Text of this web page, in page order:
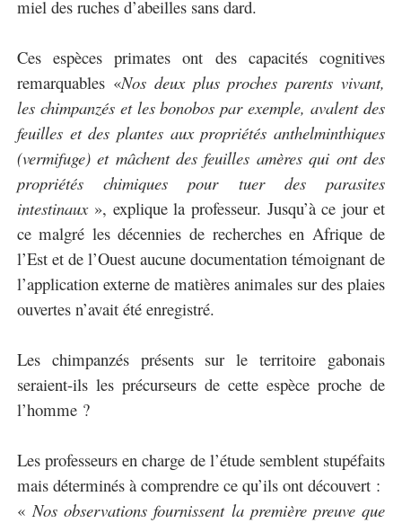
miel des ruches d’abeilles sans dard.
Ces espèces primates ont des capacités cognitives
remarquables «Nos deux plus proches parents vivant,
les chimpanzés et les bonobos par exemple, avalent des
feuilles et des plantes aux propriétés anthelminthiques
(vermifuge) et mâchent des feuilles amères qui ont des
propriétés chimiques pour tuer des parasites
intestinaux», explique la professeur. Jusqu’à ce jour et
ce malgré les décennies de recherches en Afrique de
l’Est et de l’Ouest aucune documentation témoignant de
l’application externe de matières animales sur des plaies
ouvertes n’avait été enregistré.
Les chimpanzés présents sur le territoire gabonais
seraient-ils les précurseurs de cette espèce proche de
l’homme ?
Les professeurs en charge de l’étude semblent stupéfaits
mais déterminés à comprendre ce qu’ils ont découvert :
«Nos observations fournissent la première preuve que